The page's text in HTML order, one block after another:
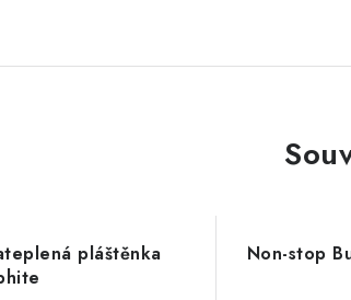
pláštěnka
Non-stop